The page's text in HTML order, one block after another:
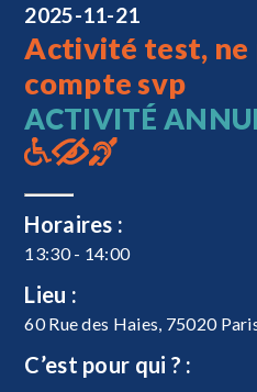
2025-11-21
Activité test, ne
compte svp
ACTIVITÉ
Horaires :
13:30 - 14:00
Lieu :
60 Rue des Haies, 75020
C’est pour qui ? :